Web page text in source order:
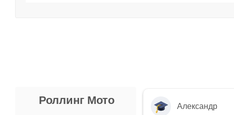
Роллинг Мото
Александр